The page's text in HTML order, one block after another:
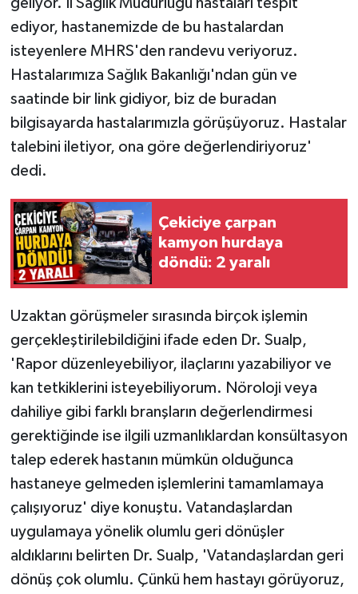
ediyor, hastanemizde de bu hastalardan
isteyenlere MHRS'den randevu veriyoruz.
Hastalarımıza Sağlık Bakanlığı'ndan gün ve
saatinde bir link gidiyor, biz de buradan
bilgisayarda hastalarımızla görüşüyoruz. Hastalar
talebini iletiyor, ona göre değerlendiriyoruz'
dedi.
Çekiciye çarpan
kamyon hurdaya
döndü: 2 yaralı
Uzaktan görüşmeler sırasında birçok işlemin
gerçekleştirilebildiğini ifade eden Dr. Sualp,
'Rapor düzenleyebiliyor, ilaçlarını yazabiliyor ve
kan tetkiklerini isteyebiliyorum. Nöroloji veya
dahiliye gibi farklı branşların değerlendirmesi
gerektiğinde ise ilgili uzmanlıklardan konsültasyon
talep ederek hastanın mümkün olduğunca
hastaneye gelmeden işlemlerini tamamlamaya
çalışıyoruz' diye konuştu. Vatandaşlardan
uygulamaya yönelik olumlu geri dönüşler
aldıklarını belirten Dr. Sualp, 'Vatandaşlardan geri
dönüş çok olumlu. Çünkü hem hastayı görüyoruz,